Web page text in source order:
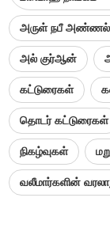
அருள் நபீ அண்ணல்
அல் குர்ஆன்
கட்டுரைகள்
தொடர் கட்டுரைகள்
நிகழ்வுகள்
வலீமார்களின்